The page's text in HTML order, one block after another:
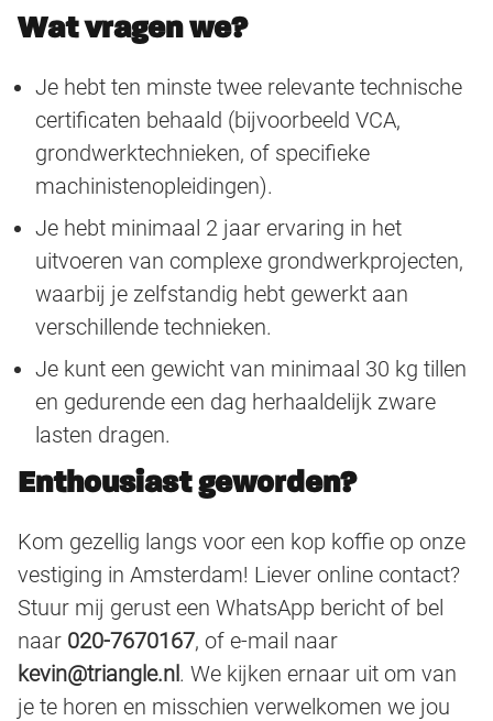
Wat vragen we?
Je hebt ten minste twee relevante technische
certificaten behaald (bijvoorbeeld VCA,
grondwerktechnieken, of specifieke
machinistenopleidingen).
Je hebt minimaal 2 jaar ervaring in het
uitvoeren van complexe grondwerkprojecten,
waarbij je zelfstandig hebt gewerkt aan
verschillende technieken.
Je kunt een gewicht van minimaal 30 kg tillen
en gedurende een dag herhaaldelijk zware
lasten dragen.
Enthousiast geworden?
Kom gezellig langs voor een kop koffie op onze
vestiging in Amsterdam! Liever online contact?
Stuur mij gerust een WhatsApp bericht of bel
naar 020-7670167, of e-mail naar
kevin@triangle.nl. We kijken ernaar uit om van
je te horen en misschien verwelkomen we jou